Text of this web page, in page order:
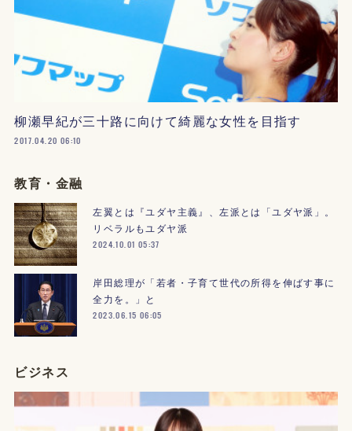
柳瀬早紀が三十路に向けて綺麗な女性を目指す
2017.04.20 06:10
教育・金融
左翼とは『ユダヤ主義』、左派とは「ユダヤ派」。
リベラルもユダヤ派
2024.10.01 05:37
岸田総理が「若者・子育て世代の所得を伸ばす事に
全力を。」と
2023.06.15 06:05
ビジネス